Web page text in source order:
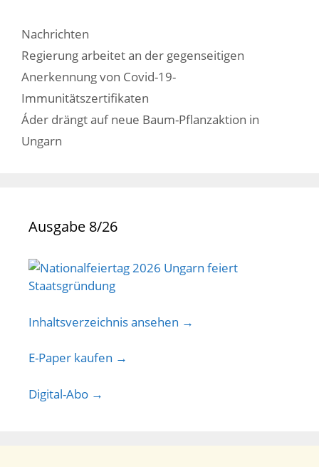
Kategorien
Nachrichten
Regierung arbeitet an der gegenseitigen
Anerkennung von Covid-19-
Immunitätszertifikaten
Áder drängt auf neue Baum-Pflanzaktion in
Ungarn
Ausgabe 8/26
Inhaltsverzeichnis ansehen →
E-Paper kaufen →
Digital-Abo →